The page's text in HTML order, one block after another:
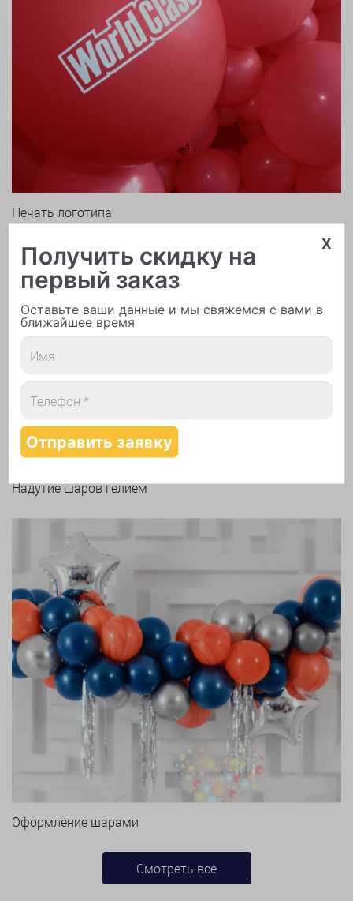
Печать логотипа
Арки и гирлянды из шаров
Надутие шаров гелием
Оформление шарами
Смотреть все
x
Получить скидку на
первый заказ
Оставьте ваши данные и мы свяжемся с вами в
ближайшее время